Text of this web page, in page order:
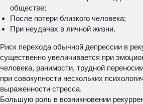
обществе;
После потери близкого человека;
При неудачах в личной жизни.
Риск перехода обычной депрессии в
существенно увеличивается при
человека, ранимости, трудной
при совокупности нескольких
выраженности стресса.
Большую роль в возникновении